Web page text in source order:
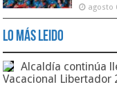
agosto
Lo Más Leido
Alcaldía continúa
Vacacional Libertador